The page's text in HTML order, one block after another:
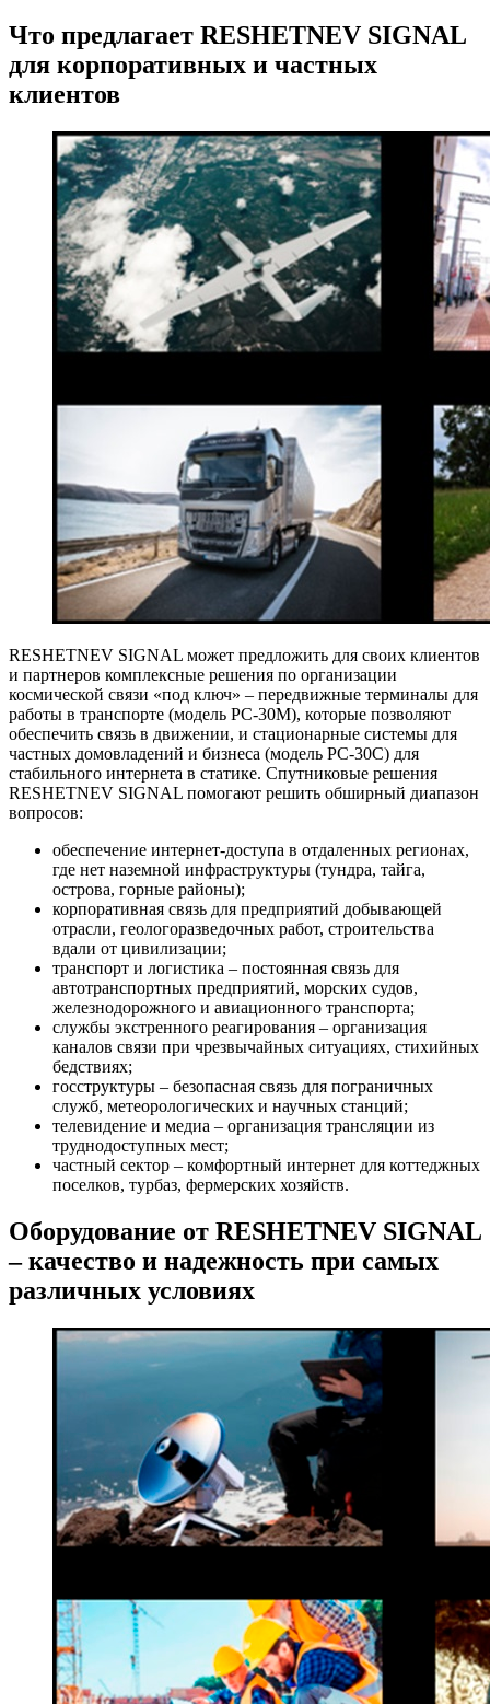
Что предлагает RESHETNEV SIGNAL
для корпоративных и частных
клиентов
RESHETNEV SIGNAL может предложить для своих клиентов
и партнеров комплексные решения по организации
космической связи «под ключ» – передвижные терминалы для
работы в транспорте (модель РС-30М), которые позволяют
обеспечить связь в движении, и стационарные системы для
частных домовладений и бизнеса (модель РС-30С) для
стабильного интернета в статике. Спутниковые решения
RESHETNEV SIGNAL помогают решить обширный диапазон
вопросов:
обеспечение интернет-доступа в отдаленных регионах,
где нет наземной инфраструктуры (тундра, тайга,
острова, горные районы);
корпоративная связь для предприятий добывающей
отрасли, геологоразведочных работ, строительства
вдали от цивилизации;
транспорт и логистика – постоянная связь для
автотранспортных предприятий, морских судов,
железнодорожного и авиационного транспорта;
службы экстренного реагирования – организация
каналов связи при чрезвычайных ситуациях, стихийных
бедствиях;
госструктуры – безопасная связь для пограничных
служб, метеорологических и научных станций;
телевидение и медиа – организация трансляции из
труднодоступных мест;
частный сектор – комфортный интернет для коттеджных
поселков, турбаз, фермерских хозяйств.
Оборудование от RESHETNEV SIGNAL
– качество и надежность при самых
различных условиях